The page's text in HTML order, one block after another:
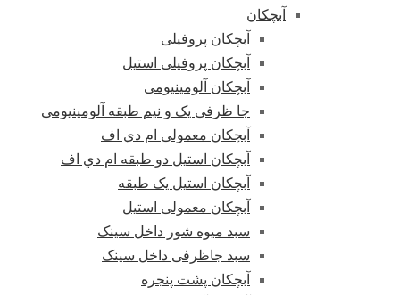
آبچکان
آبچکان پروفیلی
آبچکان پروفیلی استیل
آبچکان آلومینیومی
جا ظرفی یک و نیم طبقه آلومینیومی
آبچکان معمولی ام دي اف
آبچکان استیل دو طبقه ام دي اف
آبچکان استیل یک طبقه
آبچکان معمولی استیل
سبد میوه شور داخل سینک
سبد جاظرفی داخل سینک
آبچکان پشت پنجره